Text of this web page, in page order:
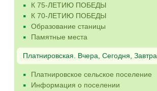
К 75-ЛЕТИЮ ПОБЕДЫ
К 70-ЛЕТИЮ ПОБЕДЫ
Образование станицы
Памятные места
Платнировская. Вчера, Сегодня, Завтра
Платнировское сельское поселение
Информация о поселении